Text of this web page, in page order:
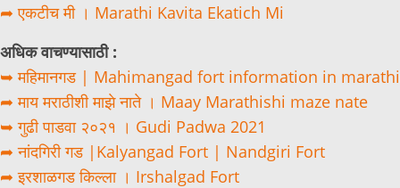
➦ एकटीच मी । Marathi Kavita Ekatich Mi
अधिक वाचण्यासाठी :
➥ महिमानगड | Mahimangad fort information in marathi
➦ माय मराठीशी माझे नाते । Maay Marathishi maze nate
➥ गुढी पाडवा २०२१ । Gudi Padwa 2021
➦ नांदगिरी गड |Kalyangad Fort | Nandgiri Fort
➦ इरशाळगड किल्ला । Irshalgad Fort